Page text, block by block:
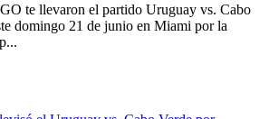
te llevaron el partido Uruguay vs. Cabo
domingo 21 de junio en Miami por la